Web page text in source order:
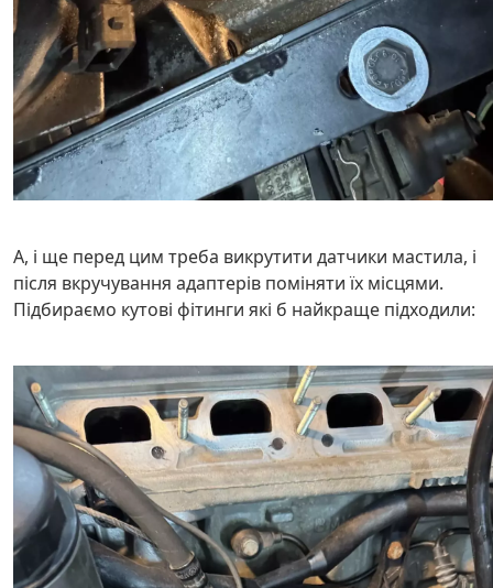
А, і ще перед цим треба викрутити датчики мастила, і
після вкручування адаптерів поміняти їх місцями.
Підбираємо кутові фітинги які б найкраще підходили: